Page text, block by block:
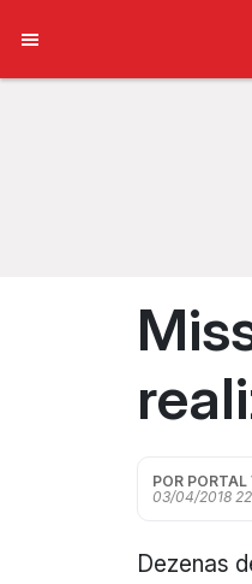
POR PORTAL
03/04/2018
Dezenas